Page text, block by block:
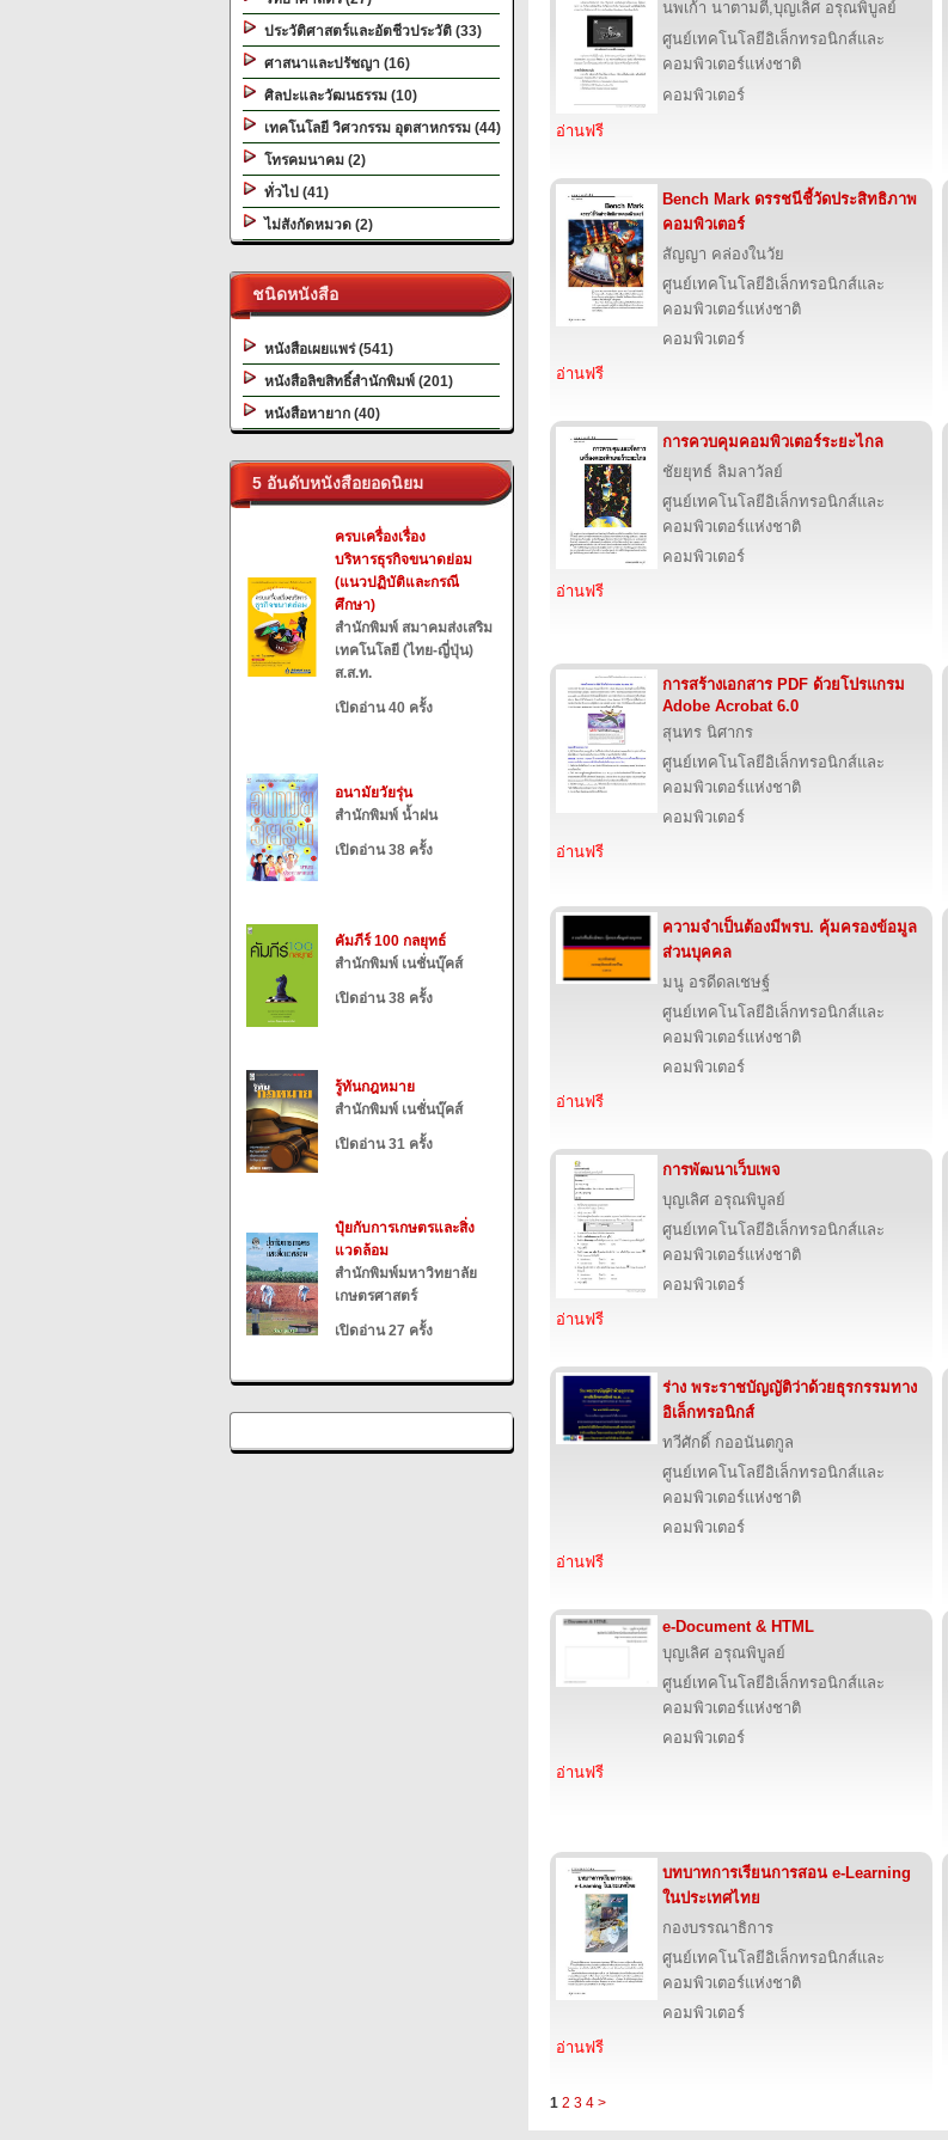
ประวัติศาสตร์และอัตชีวประวัติ (33)
ศาสนาและปรัชญา (16)
ศิลปะและวัฒนธรรม (10)
เทคโนโลยี วิศวกรรม อุตสาหกรรม (44)
โทรคมนาคม (2)
ทั่วไป (41)
ไม่สังกัดหมวด (2)
ชนิดหนังสือ
หนังสือเผยแพร่ (541)
หนังสือลิขสิทธิ์สำนักพิมพ์ (201)
หนังสือหายาก (40)
5 อันดับหนังสือยอดนิยม
ครบเครื่องเรื่อง
บริหารธุรกิจขนาดย่อม
(แนวปฏิบัติและกรณี
ศึกษา)
สำนักพิมพ์ สมาคมส่งเสริม
เทคโนโลยี (ไทย-ญี่ปุ่น)
ส.ส.ท.
เปิดอ่าน 40 ครั้ง
อนามัยวัยรุ่น
สำนักพิมพ์ น้ำฝน
เปิดอ่าน 38 ครั้ง
คัมภีร์ 100 กลยุทธ์
สำนักพิมพ์ เนชั่นบุ๊คส์
เปิดอ่าน 38 ครั้ง
รู้ทันกฎหมาย
สำนักพิมพ์ เนชั่นบุ๊คส์
เปิดอ่าน 31 ครั้ง
ปุ๋ยกับการเกษตรและสิ่ง
แวดล้อม
สำนักพิมพ์มหาวิทยาลัย
เกษตรศาสตร์
เปิดอ่าน 27 ครั้ง
นพเก้า นาตามตี,บุญเลิศ อรุณพิบูลย์
ศูนย์เทคโนโลยีอิเล็กทรอนิกส์และ
คอมพิวเตอร์แห่งชาติ
คอมพิวเตอร์
อ่านฟรี
Bench Mark ดรรชนีชี้วัดประสิทธิภาพ
คอมพิวเตอร์
สัญญา คล่องในวัย
ศูนย์เทคโนโลยีอิเล็กทรอนิกส์และ
คอมพิวเตอร์แห่งชาติ
คอมพิวเตอร์
อ่านฟรี
การควบคุมคอมพิวเตอร์ระยะไกล
ชัยยุทธ์ ลิมลาวัลย์
ศูนย์เทคโนโลยีอิเล็กทรอนิกส์และ
คอมพิวเตอร์แห่งชาติ
คอมพิวเตอร์
อ่านฟรี
การสร้างเอกสาร PDF ด้วยโปรแกรม
Adobe Acrobat 6.0
สุนทร นิศากร
ศูนย์เทคโนโลยีอิเล็กทรอนิกส์และ
คอมพิวเตอร์แห่งชาติ
คอมพิวเตอร์
อ่านฟรี
ความจำเป็นต้องมีพรบ. คุ้มครองข้อมูล
ส่วนบุคคล
มนู อรดีดลเชษฐ์
ศูนย์เทคโนโลยีอิเล็กทรอนิกส์และ
คอมพิวเตอร์แห่งชาติ
คอมพิวเตอร์
อ่านฟรี
การพัฒนาเว็บเพจ
บุญเลิศ อรุณพิบูลย์
ศูนย์เทคโนโลยีอิเล็กทรอนิกส์และ
คอมพิวเตอร์แห่งชาติ
คอมพิวเตอร์
อ่านฟรี
ร่าง พระราชบัญญัติว่าด้วยธุรกรรมทาง
อิเล็กทรอนิกส์
ทวีศักดิ์ กออนันตกูล
ศูนย์เทคโนโลยีอิเล็กทรอนิกส์และ
คอมพิวเตอร์แห่งชาติ
คอมพิวเตอร์
อ่านฟรี
e-Document & HTML
บุญเลิศ อรุณพิบูลย์
ศูนย์เทคโนโลยีอิเล็กทรอนิกส์และ
คอมพิวเตอร์แห่งชาติ
คอมพิวเตอร์
อ่านฟรี
บทบาทการเรียนการสอน e-Learning
ในประเทศไทย
กองบรรณาธิการ
ศูนย์เทคโนโลยีอิเล็กทรอนิกส์และ
คอมพิวเตอร์แห่งชาติ
คอมพิวเตอร์
อ่านฟรี
1 2 3 4 >